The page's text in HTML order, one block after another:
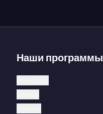
Наши программы